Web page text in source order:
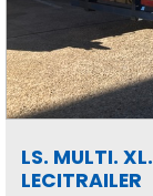
LS. MULTI. XL.
LECITRAILER